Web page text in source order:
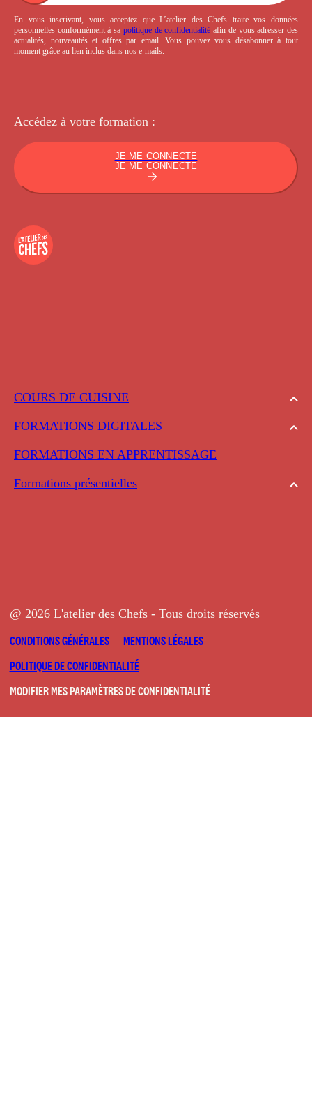
COURS DE CUISINE
FORMATIONS DIGITALES
FORMATIONS EN APPRENTISSAGE
Formations présentielles
En vous inscrivant, vous acceptez que L’atelier des Chefs traite vos données
personnelles conformément à sa politique de confidentialité afin de vous adresser des
actualités, nouveautés et offres par email. Vous pouvez vous désabonner à tout
moment grâce au lien inclus dans nos e-mails.
Accédez à votre formation :
JE ME CONNECTE
JE ME CONNECTE
@ 2026 L'atelier des Chefs - Tous droits réservés
CONDITIONS GÉNÉRALES
MENTIONS LÉGALES
POLITIQUE DE CONFIDENTIALITÉ
MODIFIER MES PARAMÈTRES DE CONFIDENTIALITÉ